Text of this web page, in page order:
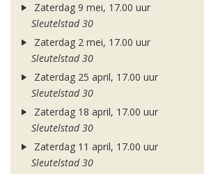
Zaterdag 9 mei, 17.00 uur
Sleutelstad 30
Zaterdag 2 mei, 17.00 uur
Sleutelstad 30
Zaterdag 25 april, 17.00 uur
Sleutelstad 30
Zaterdag 18 april, 17.00 uur
Sleutelstad 30
Zaterdag 11 april, 17.00 uur
Sleutelstad 30